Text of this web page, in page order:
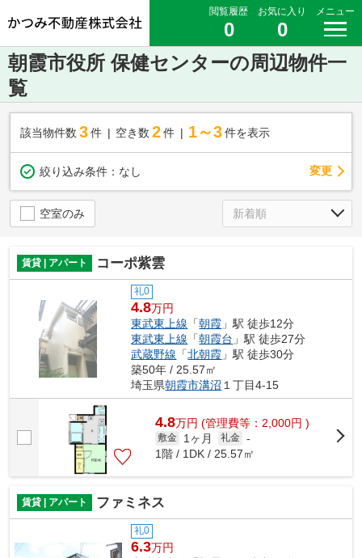
閲覧履歴
0
お気に入り
0
メニュー
朝霞市役所 保健センターの周辺物件一
覧
該当物件数 3件 空き数 2 件 1～3 件を表示
絞り込み条件： なし 変更
空室のみ
賃貸 | アパート コーポ紫雲
礼0
4.8万円
東武東上線 「朝霞 」駅 徒歩12分
東武東上線 「朝霞台 」駅 徒歩27分
武蔵野線 「北朝霞 」駅 徒歩30分
築50年 / 25.57㎡
埼玉県朝霞市溝沼 １丁目4-15
4.8万円 (管理費等：2,000円 )
敷金 1ヶ月 礼金 -
1階 / 1DK / 25.57㎡
賃貸 | アパート ファミネス
礼0
6.3万円